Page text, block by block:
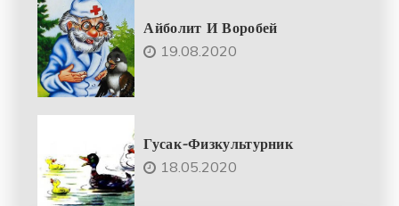
Айболит И Воробей
19.08.2020
Гусак-Физкультурник
18.05.2020